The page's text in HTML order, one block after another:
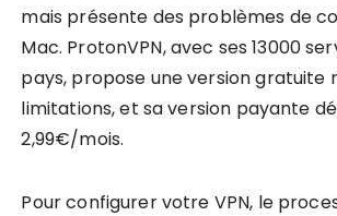
mais présente des problèmes de
Mac. ProtonVPN, avec ses 13000
pays, propose une version gratuite
limitations, et sa version payante
2,99€/mois.
Pour configurer votre VPN, le